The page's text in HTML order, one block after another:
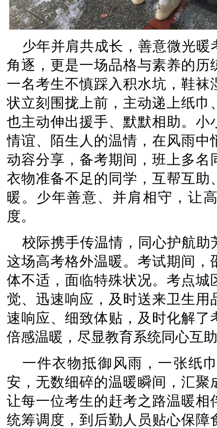
少年并肩共成长，善意微光
角逐，更是一场品格与素养的
一名考生不慎踩入积水坑，鞋
状立刻围拢上前，主动递上纸
也主动伸出援手、默默相助。
情谊、陌生人的温情，在风雨
动容分享，备考期间，班上多
衣物准备不足的同学，互帮互
暖。少年善意、并肩相守，让
度。
校际携手传温情，同心护航
这场高考格外温暖。考试期间
体不适，面临特殊状况。考点
觉、迅速响应，及时送来卫生
速响应、细致体贴，及时化解
倍感温暖，尽显教育系统同心互
一件衣物抵御风雨，一张纸
安，无数细碎的温暖瞬间，汇
让每一位考生的赶考之路温暖
统筹调度，到后勤人员贴心保